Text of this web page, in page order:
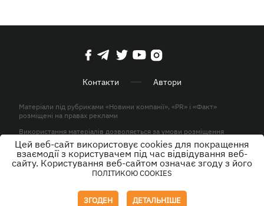
Контакти Автори
Матеріали під рубриками «Новини компанії», «PR» і «Факт»
розміщені на правах реклами
Використання матеріалів дозволяється за умови розміщення
активного гіперпосилання на KP.UA в першому абзаці.
© ТОВ «ЮЛАВ МЕДІА» 2026. Всі права захищені.
Цей веб-сайт використовує cookies для покращення
взаємодії з користувачем під час відвідування веб-
сайту. Користування веб-сайтом означає згоду з його
ПОЛІТИКОЮ COOKIES
ЗГОДЕН ДЕТАЛЬНІШЕ